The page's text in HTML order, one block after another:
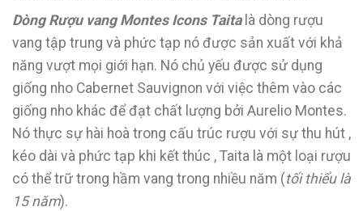
Dòng Rượu vang Montes Icons Taitalà dòng rượu
vang tập trung và phức tạp nó được sản xuất với khả
năng vượt mọi giới hạn. Nó chủ yếu được sử dụng
giống nho Cabernet Sauvignon với việc thêm vào các
giống nho khác để đạt chất lượng bởi Aurelio Montes.
Nó thực sự hài hoà trong cấu trúc rượu với sự thu hút ,
kéo dài và phức tạp khi kết thúc , Taita là một loại rượu
có thể trữ trong hầm vang trong nhiều năm (tối thiểu là
15 năm).